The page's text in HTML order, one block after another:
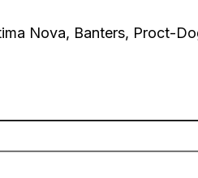
Nova, Banters, Proct-